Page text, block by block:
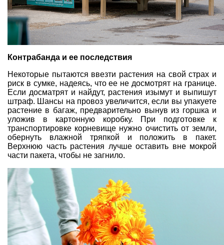
Контрабанда и ее последствия
Некоторые пытаются ввезти растения на свой страх и
риск в сумке, надеясь, что ее не досмотрят на границе.
Если досматрят и найдут, растения изымут и выпишут
штраф. Шансы на провоз увеличится, если вы упакуете
растение в багаж, предварительно вынув из горшка и
уложив в картонную коробку. При подготовке к
транспортировке корневище нужно очистить от земли,
обернуть влажной тряпкой и положить в пакет.
Верхнюю часть растения лучше оставить вне мокрой
части пакета, чтобы не загнило.